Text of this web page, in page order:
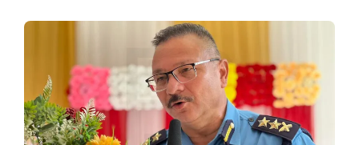
हुने
२५ देखि
‘हामी
सुन्छौँ’
अभियान
सञ्चालन
गर्ने
१३ घण्टा
अगाडी
सुनचाँदीको
मूल्य ह्वात्तै